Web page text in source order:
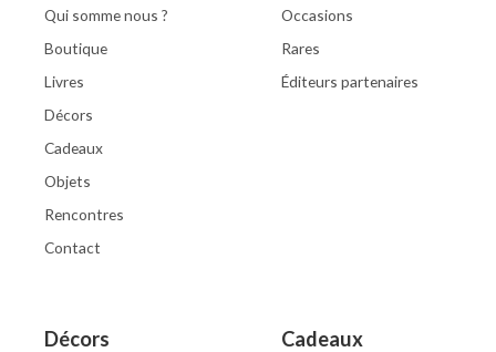
Qui somme nous ?
Boutique
Livres
Décors
Cadeaux
Objets
Rencontres
Contact
Occasions
Rares
Éditeurs partenaires
Décors Cadeaux